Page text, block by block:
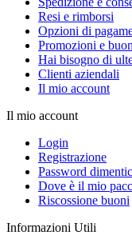
Resi e rimborsi
Opzioni di
Promozioni e
Hai bisogno di
Clienti aziendali
Il mio account
Il mio account
Login
Registrazione
Password
Dove è il mio
Riscossione buoni
Informazioni Utili